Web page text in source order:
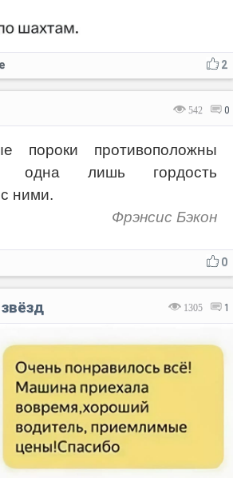
2
542 0
пороки противоположны
одна лишь гордость
ними.
Фрэнсис Бэкон
0
1305 1